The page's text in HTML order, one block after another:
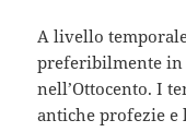
A livello
preferibilmente in
nell’Ottocento. I
antiche profezie e